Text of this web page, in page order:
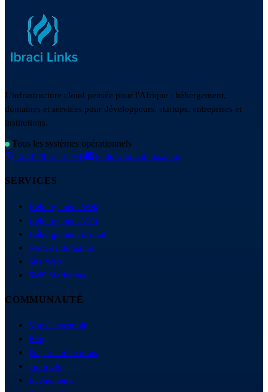
L'infrastructure cloud pensée pour l'Afrique : hébergement,
domaines et services pour développeurs, startups, entreprises et
institutions.
Tous les systèmes opérationnels
+223 78 61 61 94
hello@ibracilinks.com
SERVICES
Hébergement Web
Hébergement VPS
Hébergement E-mail
Nom de domaine
Site Web
SMS Marketing
COMMUNAUTÉ
Vue d'ensemble
Blog
Ils parlent de nous
Tutoriels
Événements